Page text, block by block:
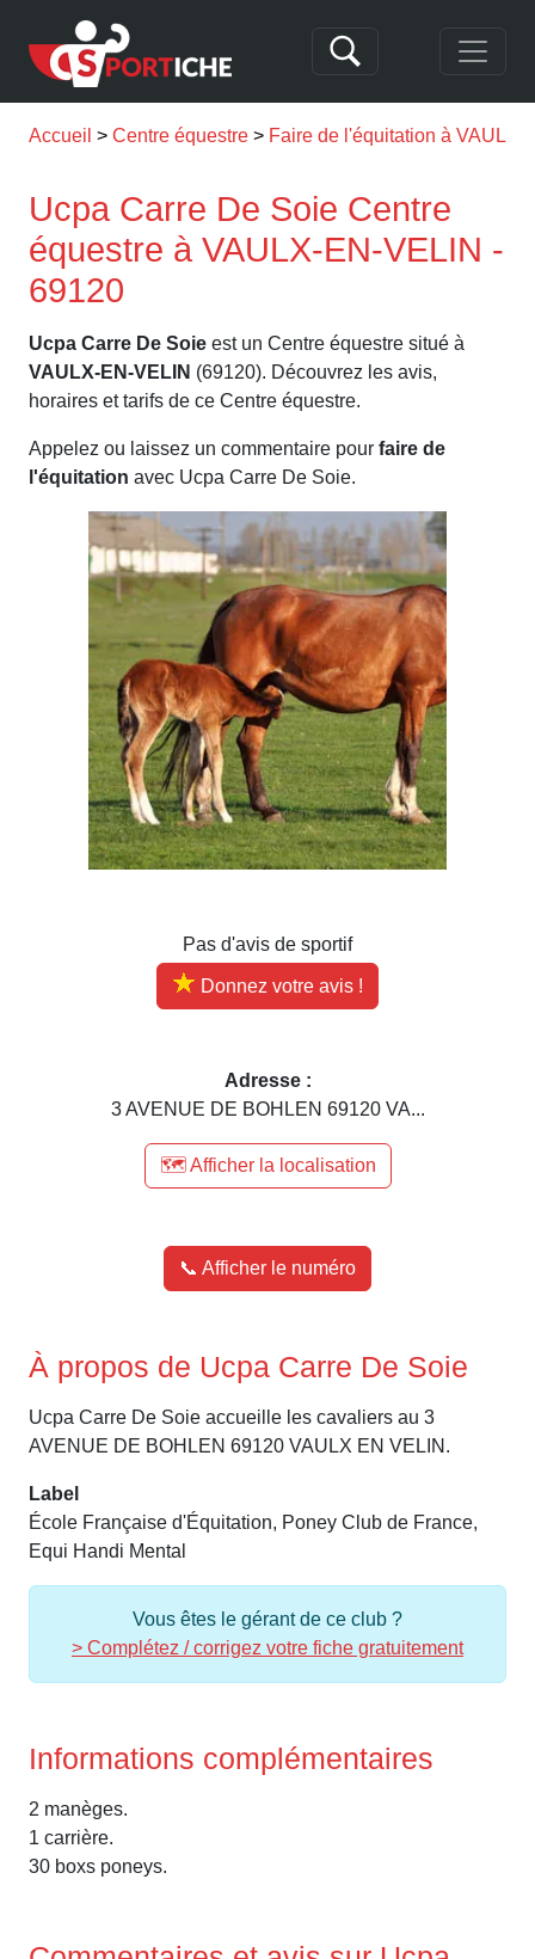
Accueil Centre équestre Faire de l'équitation à VAULX-
Ucpa Carre De Soie Centre
équestre à VAULX-EN-VELIN -
69120
Ucpa Carre De Soie est un Centre équestre situé à
VAULX-EN-VELIN (69120). Découvrez les avis,
horaires et tarifs de ce Centre équestre.
Appelez ou laissez un commentaire pour faire de
l'équitation avec Ucpa Carre De Soie.
Pas d'avis de sportif
Donnez votre avis !
Adresse :
3 AVENUE DE BOHLEN 69120 VA...
🗺️ Afficher la localisation
📞 Afficher le numéro
À propos de Ucpa Carre De Soie
Ucpa Carre De Soie accueille les cavaliers au 3
AVENUE DE BOHLEN 69120 VAULX EN VELIN.
Label
École Française d'Équitation, Poney Club de France,
Equi Handi Mental
Vous êtes le gérant de ce club ?
> Complétez / corrigez votre fiche gratuitement
Informations complémentaires
2 manèges.
1 carrière.
30 boxs poneys.